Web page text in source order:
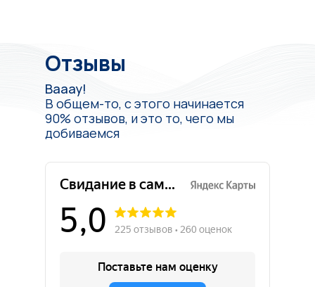
Отзывы
Вааау!
В общем-то, с этого начинается
90% отзывов, и это то, чего мы
добиваемся